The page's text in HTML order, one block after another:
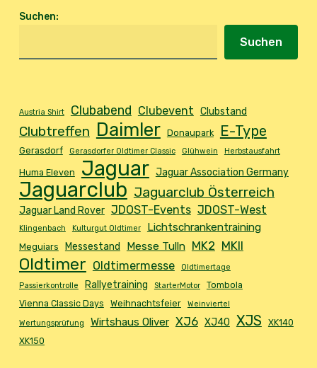
Suchen:
Suchen
Austria Shirt Clubabend Clubevent Clubstand
Clubtreffen Daimler Donaupark E-Type
Gerasdorf Gerasdorfer Oldtimer Classic Glühwein Herbstausfahrt
Huma Eleven Jaguar Jaguar Association Germany
Jaguarclub Jaguarclub Österreich
Jaguar Land Rover JDOST-Events JDOST-West
Klingenbach Kulturgut Oldtimer Lichtschrankentraining
Meguiars Messestand Messe Tulln MK2 MKII
Oldtimer Oldtimermesse
Oldtimertage
Passierkontrolle
Rallyetraining StarterMotor
Tombola
Vienna Classic Days
Weihnachtsfeier Weinviertel
Wertungsprüfung Wirtshaus Oliver XJ6 XJ40 XJS
XK140
XK150